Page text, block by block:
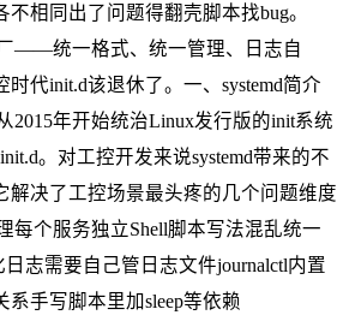
相同出了问题得翻壳脚本找bug。
——统一格式、统一管理、日志自
代init.d该退休了。一、systemd简介
2015年开始统治Linux发行版的init系统
。对工控开发来说systemd带来的不
决了工控场景最头疼的几个问题维度
每个服务独立Shell脚本写法混乱统一
志需要自己管日志文件journalctl内置
系手写脚本里加sleep等依赖